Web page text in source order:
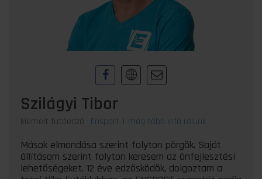
Szilágyi Tibor
kiemelt futóedző - Ensport | még több infó rólunk
Mások elmondása szerint folyton pörgök. Saját
állításom szerint folyton keresem az önfejlesztési
lehetőségeket. 12 éve edzősködök, dolgoztam a